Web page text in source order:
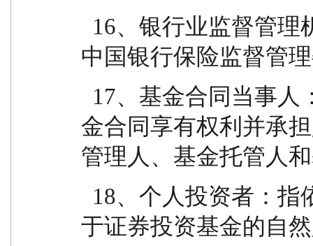
中国银行保险监督管
金合同享有权利并承
管理人、基金托管人
于证券投资基金的自